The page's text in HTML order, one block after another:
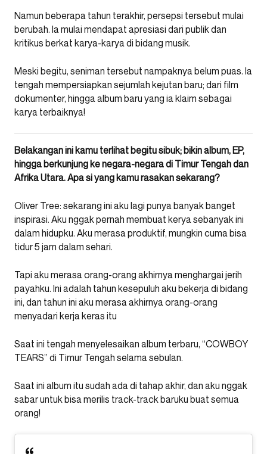
Namun beberapa tahun terakhir, persepsi tersebut mulai
berubah. Ia mulai mendapat apresiasi dari publik dan
kritikus berkat karya-karya di bidang musik.
Meski begitu, seniman tersebut nampaknya belum puas. Ia
tengah mempersiapkan sejumlah kejutan baru; dari film
dokumenter, hingga album baru yang ia klaim sebagai
karya terbaiknya!
Belakangan ini kamu terlihat begitu sibuk; bikin album, EP,
hingga berkunjung ke negara-negara di Timur Tengah dan
Afrika Utara. Apa si yang kamu rasakan sekarang?
Oliver Tree: sekarang ini aku lagi punya banyak banget
inspirasi. Aku nggak pernah membuat kerya sebanyak ini
dalam hidupku. Aku merasa produktif, mungkin cuma bisa
tidur 5 jam dalam sehari.
Tapi aku merasa orang-orang akhirnya menghargai jerih
payahku. Ini adalah tahun kesepuluh aku bekerja di bidang
ini, dan tahun ini aku merasa akhirnya orang-orang
menyadari kerja keras itu
Saat ini tengah menyelesaikan album terbaru, “COWBOY
TEARS” di Timur Tengah selama sebulan.
Saat ini album itu sudah ada di tahap akhir, dan aku nggak
sabar untuk bisa merilis track-track baruku buat semua
orang!